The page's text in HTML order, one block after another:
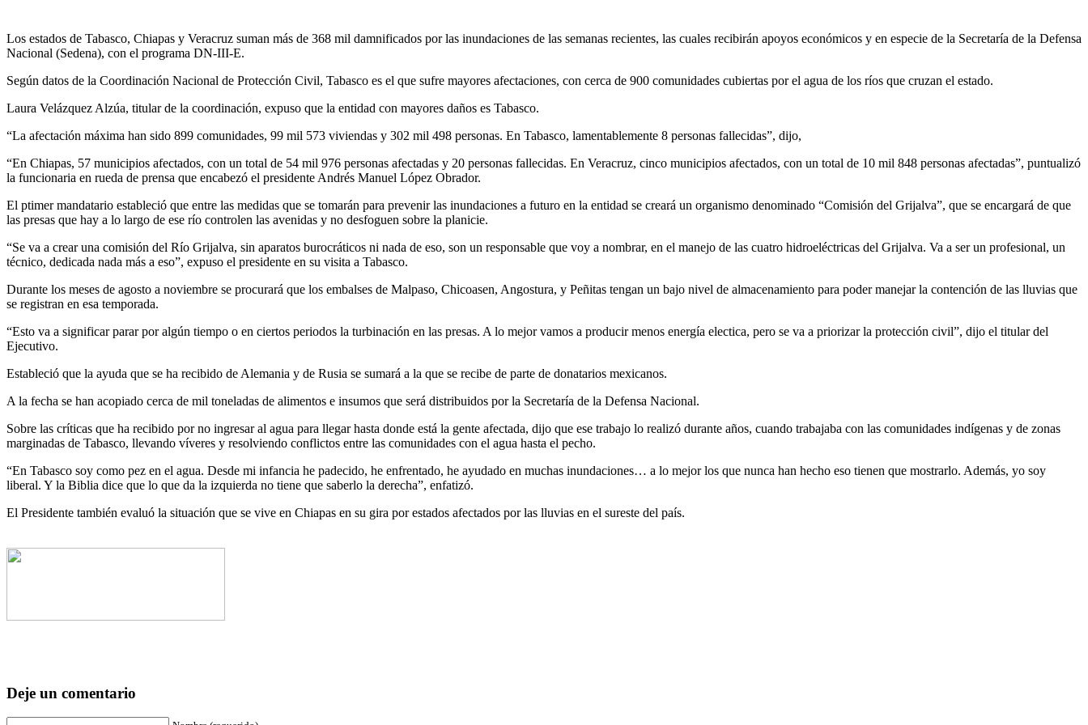
Los estados de Tabasco, Chiapas y Veracruz suman más de 368 mil damnificados por las inundaciones de las semanas recientes, las cuales recibirán apoyos económicos y en especie de la Secretaría de la Defensa
Nacional (Sedena), con el programa DN-III-E.
Según datos de la Coordinación Nacional de Protección Civil, Tabasco es el que sufre mayores afectaciones, con cerca de 900 comunidades cubiertas por el agua de los ríos que cruzan el estado.
Laura Velázquez Alzúa, titular de la coordinación, expuso que la entidad con mayores daños es Tabasco.
“La afectación máxima han sido 899 comunidades, 99 mil 573 viviendas y 302 mil 498 personas. En Tabasco, lamentablemente 8 personas fallecidas”, dijo,
“En Chiapas, 57 municipios afectados, con un total de 54 mil 976 personas afectadas y 20 personas fallecidas. En Veracruz, cinco municipios afectados, con un total de 10 mil 848 personas afectadas”, puntualizó
la funcionaria en rueda de prensa que encabezó el presidente Andrés Manuel López Obrador.
El ptimer mandatario estableció que entre las medidas que se tomarán para prevenir las inundaciones a futuro en la entidad se creará un organismo denominado “Comisión del Grijalva”, que se encargará de que
las presas que hay a lo largo de ese río controlen las avenidas y no desfoguen sobre la planicie.
“Se va a crear una comisión del Río Grijalva, sin aparatos burocráticos ni nada de eso, son un responsable que voy a nombrar, en el manejo de las cuatro hidroeléctricas del Grijalva. Va a ser un profesional, un
técnico, dedicada nada más a eso”, expuso el presidente en su visita a Tabasco.
Durante los meses de agosto a noviembre se procurará que los embalses de Malpaso, Chicoasen, Angostura, y Peñitas tengan un bajo nivel de almacenamiento para poder manejar la contención de las lluvias que
se registran en esa temporada.
“Esto va a significar parar por algún tiempo o en ciertos periodos la turbinación en las presas. A lo mejor vamos a producir menos energía electica, pero se va a priorizar la protección civil”, dijo el titular del
Ejecutivo.
Estableció que la ayuda que se ha recibido de Alemania y de Rusia se sumará a la que se recibe de parte de donatarios mexicanos.
A la fecha se han acopiado cerca de mil toneladas de alimentos e insumos que será distribuidos por la Secretaría de la Defensa Nacional.
Sobre las críticas que ha recibido por no ingresar al agua para llegar hasta donde está la gente afectada, dijo que ese trabajo lo realizó durante años, cuando trabajaba con las comunidades indígenas y de zonas
marginadas de Tabasco, llevando víveres y resolviendo conflictos entre las comunidades con el agua hasta el pecho.
“En Tabasco soy como pez en el agua. Desde mi infancia he padecido, he enfrentado, he ayudado en muchas inundaciones… a lo mejor los que nunca han hecho eso tienen que mostrarlo. Además, yo soy
liberal. Y la Biblia dice que lo que da la izquierda no tiene que saberlo la derecha”, enfatizó.
El Presidente también evaluó la situación que se vive en Chiapas en su gira por estados afectados por las lluvias en el sureste del país.
Deje un comentario